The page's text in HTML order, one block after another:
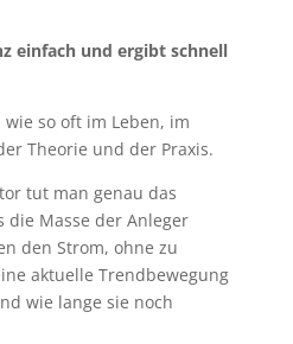
einfach und ergibt schnell
so oft im Leben, im
Theorie und der Praxis.
tut man genau das
die Masse der Anleger
den Strom, ohne zu
aktuelle Trendbewegung
wie lange sie noch